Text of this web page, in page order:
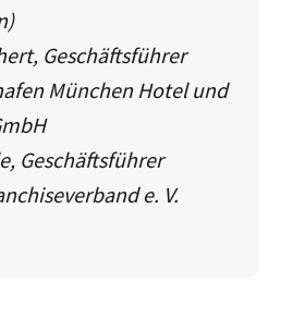
Geschäftsführer
München Hotel und
Geschäftsführer
e. V.